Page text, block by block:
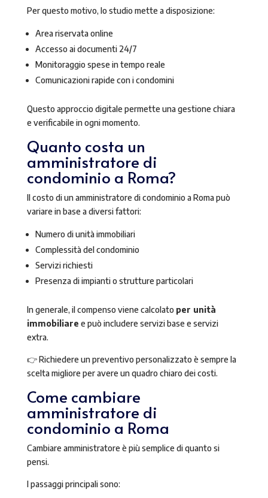
Per questo motivo, lo studio mette a disposizione:
Area riservata online
Accesso ai documenti 24/7
Monitoraggio spese in tempo reale
Comunicazioni rapide con i condomini
Questo approccio digitale permette una gestione chiara
e verificabile in ogni momento.
Quanto costa un
amministratore di
condominio a Roma?
Il costo di un amministratore di condominio a Roma può
variare in base a diversi fattori:
Numero di unità immobiliari
Complessità del condominio
Servizi richiesti
Presenza di impianti o strutture particolari
In generale, il compenso viene calcolato per unità
immobiliare e può includere servizi base e servizi
extra.
👉 Richiedere un preventivo personalizzato è sempre la
scelta migliore per avere un quadro chiaro dei costi.
Come cambiare
amministratore di
condominio a Roma
Cambiare amministratore è più semplice di quanto si
pensi.
I passaggi principali sono: